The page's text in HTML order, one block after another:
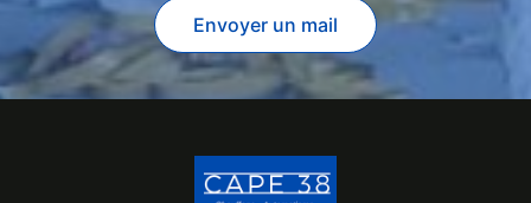
Envoyer un mail